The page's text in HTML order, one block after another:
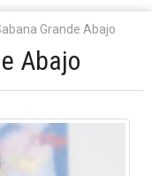
Grande Abajo
Abajo